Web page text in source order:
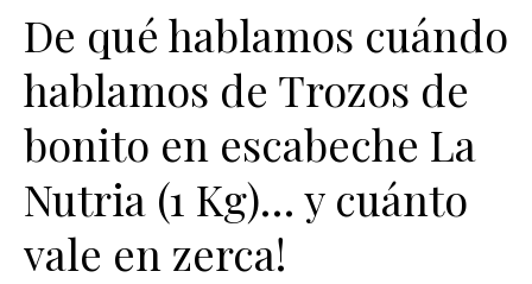
De qué hablamos cuándo
hablamos de Trozos de
bonito en escabeche La
Nutria (1 Kg)… y cuánto
vale en zerca!